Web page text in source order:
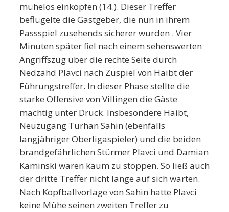
mühelos einköpfen (14.). Dieser Treffer
beflügelte die Gastgeber, die nun in ihrem
Passspiel zusehends sicherer wurden . Vier
Minuten später fiel nach einem sehenswerten
Angriffszug über die rechte Seite durch
Nedzahd Plavci nach Zuspiel von Haibt der
Führungstreffer. In dieser Phase stellte die
starke Offensive von Villingen die Gäste
mächtig unter Druck. Insbesondere Haibt,
Neuzugang Turhan Sahin (ebenfalls
langjähriger Oberligaspieler) und die beiden
brandgefährlichen Stürmer Plavci und Damian
Kaminski waren kaum zu stoppen. So ließ auch
der dritte Treffer nicht lange auf sich warten.
Nach Kopfballvorlage von Sahin hatte Plavci
keine Mühe seinen zweiten Treffer zu